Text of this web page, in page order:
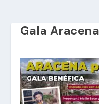
Gala Aracena